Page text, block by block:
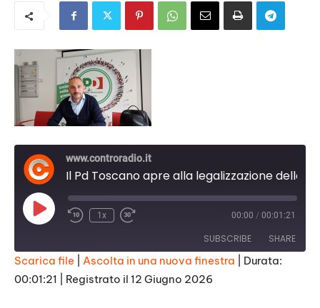
www.controradio.it
Play
Episode
1x 00:00 / 00:01:21
SUBSCRIBE SHARE
SHARE
Scarica file Ascolta in una nuova finestra
Durata:
00:01:21
Registrato il 12 Giugno 2026